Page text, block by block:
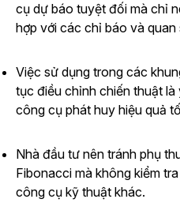
cụ dự báo tuyệt đối mà chỉ
hợp với các chỉ báo và quan
Việc sử dụng trong các
tục điều chỉnh chiến thuật
công cụ phát huy hiệu quả
Nhà đầu tư nên tránh phụ
Fibonacci mà không kiểm
công cụ kỹ thuật khác.